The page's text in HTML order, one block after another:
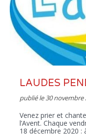
LAUDES
publié le30 novembre
Venez prier et
l’Avent. Chaque
18 décembre 2020